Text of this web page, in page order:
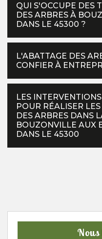
QUI S'OCCUPE DES
DES ARBRES À
DANS LE 45300 ?
L'ABATTAGE DES
CONFIER À
LES
POUR RÉALISER
DES ARBRES DANS
BOUZONVILLE AUX
DANS LE 45300